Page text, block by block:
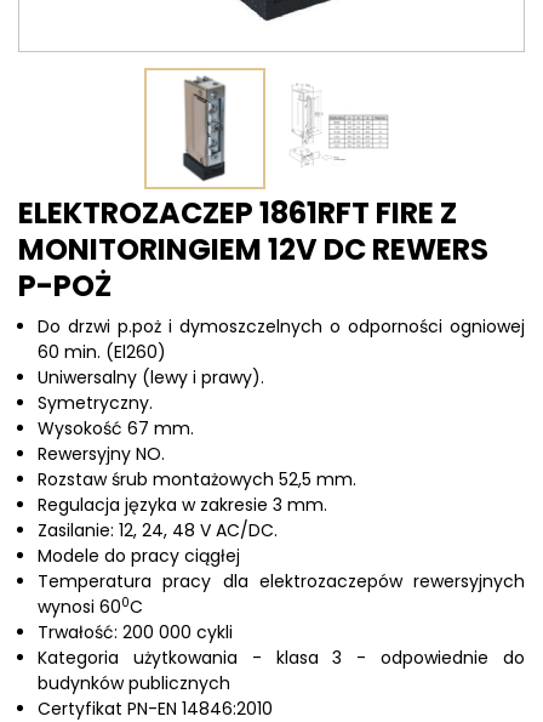
ELEKTROZACZEP 1861RFT FIRE Z
MONITORINGIEM 12V DC REWERS
P-POŻ
Do drzwi p.poż i dymoszczelnych o odporności ogniowej
60 min. (El260)
Uniwersalny (lewy i prawy).
Symetryczny.
Wysokość 67 mm.
Rewersyjny NO.
Rozstaw śrub montażowych 52,5 mm.
Regulacja języka w zakresie 3 mm.
Zasilanie: 12, 24, 48 V AC/DC.
Modele do pracy ciągłej
Temperatura pracy dla elektrozaczepów rewersyjnych
wynosi 600C
Trwałość: 200 000 cykli
Kategoria użytkowania - klasa 3 - odpowiednie do
budynków publicznych
Certyfikat PN-EN 14846:2010